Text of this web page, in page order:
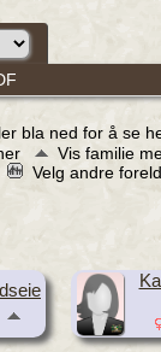
bla ned for å se
Vis familie
Velg andre